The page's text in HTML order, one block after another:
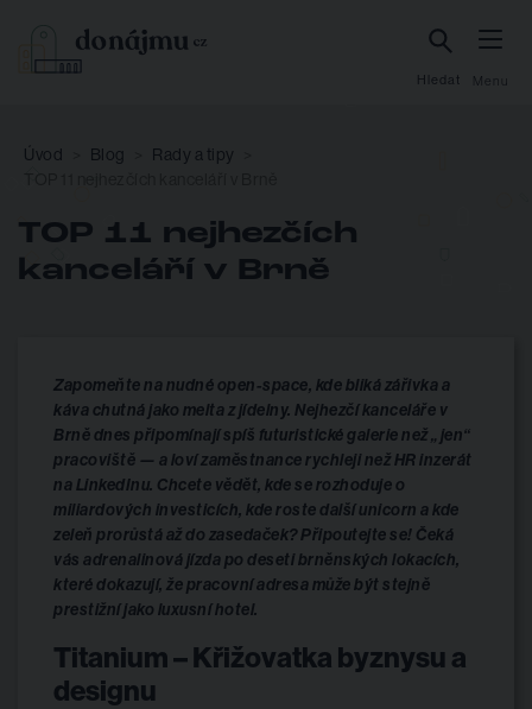
Hledat Menu
Úvod Blog
Rady a tipy
TOP 11 nejhezčích
kanceláří v Brně
Zapomeňte na nudné open-space, kde bliká zářivka a
káva chutná jako melta z jídelny. Nejhezčí kanceláře v
Brně dnes připomínají spíš futuristické galerie než „jen“
pracoviště — a loví zaměstnance rychleji než HR inzerát
na LinkedInu. Chcete vědět, kde se rozhoduje o
miliardových investicích, kde roste další unicorn a kde
zeleň prorůstá až do zasedaček? Připoutejte se! Čeká
vás adrenalinová jízda po deseti brněnských lokacích,
které dokazují, že pracovní adresa může být stejně
prestižní jako luxusní hotel.
Titanium – Křižovatka byznysu a
designu